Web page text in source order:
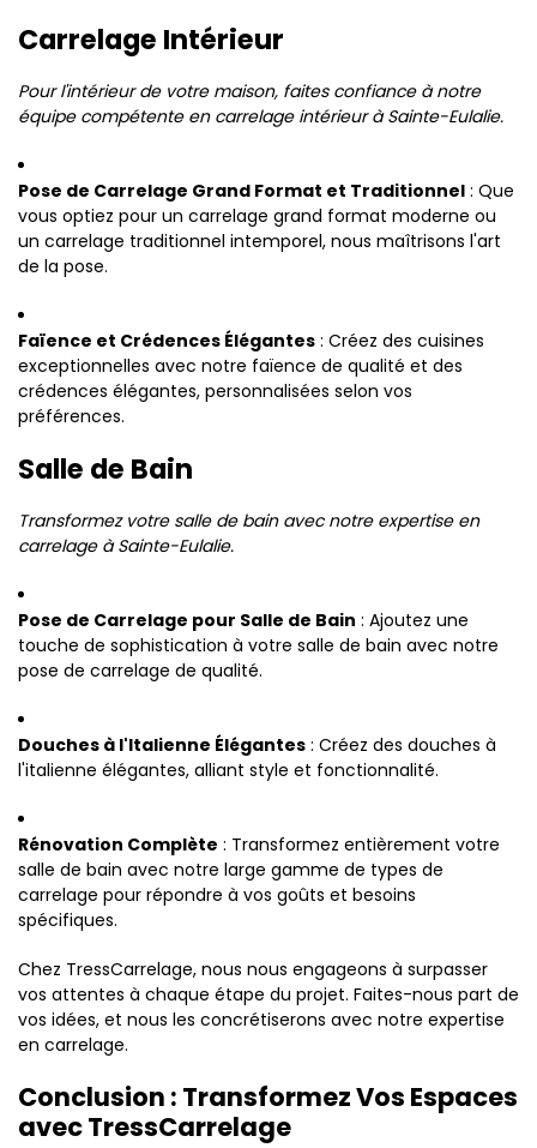
Carrelage Intérieur
Pour l'intérieur de votre maison, faites confiance à notre
équipe compétente en carrelage intérieur à Sainte-Eulalie.
Pose de Carrelage Grand Format et Traditionnel : Que
vous optiez pour un carrelage grand format moderne ou
un carrelage traditionnel intemporel, nous maîtrisons l'art
de la pose.
Faïence et Crédences Élégantes : Créez des cuisines
exceptionnelles avec notre faïence de qualité et des
crédences élégantes, personnalisées selon vos
préférences.
Salle de Bain
Transformez votre salle de bain avec notre expertise en
carrelage à Sainte-Eulalie.
Pose de Carrelage pour Salle de Bain : Ajoutez une
touche de sophistication à votre salle de bain avec notre
pose de carrelage de qualité.
Douches à l'Italienne Élégantes : Créez des douches à
l'italienne élégantes, alliant style et fonctionnalité.
Rénovation Complète : Transformez entièrement votre
salle de bain avec notre large gamme de types de
carrelage pour répondre à vos goûts et besoins
spécifiques.
Chez TressCarrelage, nous nous engageons à surpasser
vos attentes à chaque étape du projet. Faites-nous part de
vos idées, et nous les concrétiserons avec notre expertise
en carrelage.
Conclusion : Transformez Vos Espaces
avec TressCarrelage